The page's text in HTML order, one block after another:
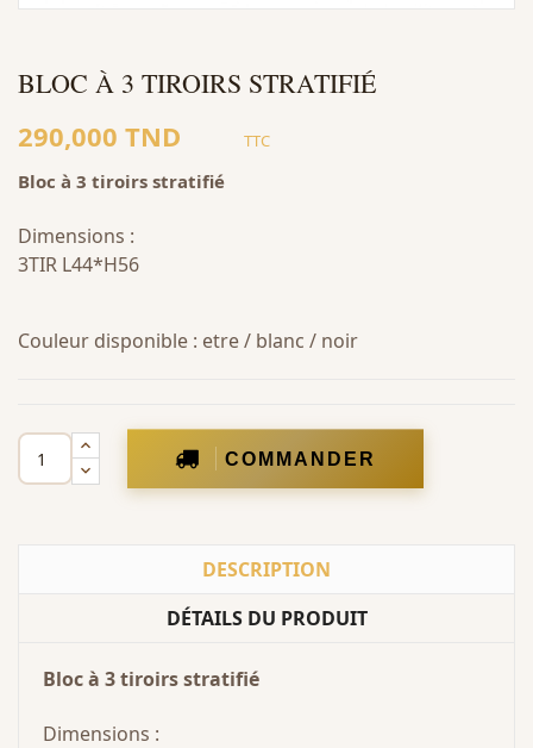
BLOC À 3 TIROIRS STRATIFIÉ
290,000 TND TTC
Bloc à 3 tiroirs stratifié
Dimensions :
3TIR L44*H56
Couleur disponible : etre / blanc / noir
COMMANDER
DESCRIPTION
DÉTAILS DU PRODUIT
Bloc à 3 tiroirs stratifié
Dimensions :